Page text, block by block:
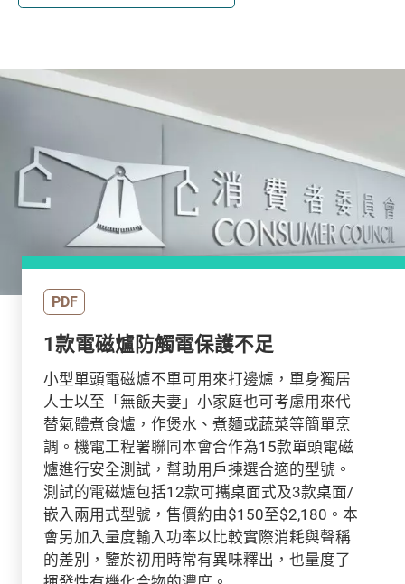
PDF
1款電磁爐防觸電保護不足
小型單頭電磁爐不單可用來打邊爐，單身獨居
人士以至「無飯夫妻」小家庭也可考慮用來代
替氣體煮食爐，作煲水、煮麵或蔬菜等簡單烹
調。機電工程署聯同本會合作為15款單頭電磁
爐進行安全測試，幫助用戶揀選合適的型號。
測試的電磁爐包括12款可攜桌面式及3款桌面/
嵌入兩用式型號，售價約由$150至$2,180。本
會另加入量度輸入功率以比較實際消耗與聲稱
的差別，鑒於初用時常有異味釋出，也量度了